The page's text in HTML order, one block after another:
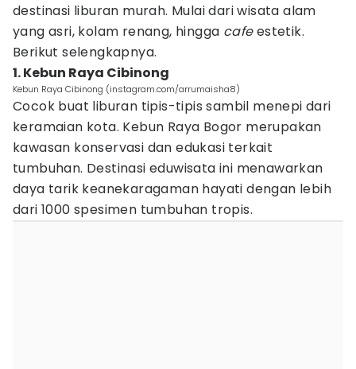
destinasi liburan murah. Mulai dari wisata alam
yang asri, kolam renang, hingga cafeestetik.
Berikut selengkapnya.
1. Kebun Raya Cibinong
Kebun Raya Cibinong (instagram.com/arrumaisha8)
Cocok buat liburan tipis-tipis sambil menepi dari
keramaian kota. Kebun Raya Bogor merupakan
kawasan konservasi dan edukasi terkait
tumbuhan. Destinasi eduwisata ini menawarkan
daya tarik keanekaragaman hayati dengan lebih
dari 1000 spesimen tumbuhan tropis.